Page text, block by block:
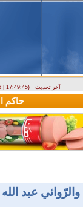
| 17:49:45) آخر تحديث
حاكم
عبد الله